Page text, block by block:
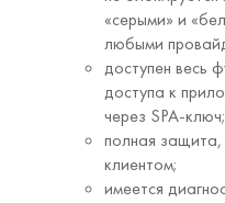
«серыми» и
любыми
доступен весь
доступа к
через SPA-ключ;
полная
клиентом;
имеется